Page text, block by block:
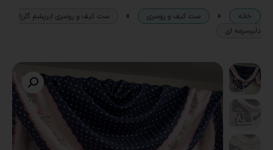
خانه » ست کیف و روسری »
ست کیف و روسری ابریشم گارزا
دلبرسرمه ای